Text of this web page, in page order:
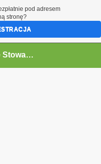
Ogólnopolskie Stowarzyszenie Internowanych i Represjonowanych
pod adresem
stronę?